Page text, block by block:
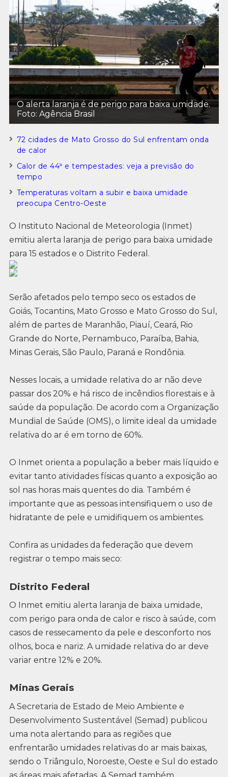
O alerta laranja é de perigo para baixa umidade.
Foto: Agência Brasil
72 cidades de Mato Grosso do Sul enfrentam onda
de calor
Calor de 44ª e tempestades: veja a previsão do
tempo
Temperaturas voltam a subir e baixa umidade
preocupa Centro-Oeste
O Instituto Nacional de Meteorologia (Inmet)
emitiu alerta laranja de perigo para baixa umidade
para 15 estados e o Distrito Federal.
Serão afetados pelo tempo seco os estados de
Goiás, Tocantins, Mato Grosso e Mato Grosso do Sul,
além de partes de Maranhão, Piauí, Ceará, Rio
Grande do Norte, Pernambuco, Paraíba, Bahia,
Minas Gerais, São Paulo, Paraná e Rondônia.
Nesses locais, a umidade relativa do ar não deve
passar dos 20% e há risco de incêndios florestais e à
saúde da população. De acordo com a Organização
Mundial de Saúde (OMS), o limite ideal da umidade
relativa do ar é em torno de 60%.
O Inmet orienta a população a beber mais líquido e
evitar tanto atividades físicas quanto a exposição ao
sol nas horas mais quentes do dia. Também é
importante que as pessoas intensifiquem o uso de
hidratante de pele e umidifiquem os ambientes.
Confira as unidades da federação que devem
registrar o tempo mais seco:
Distrito Federal
O Inmet emitiu alerta laranja de baixa umidade,
com perigo para onda de calor e risco à saúde, com
casos de ressecamento da pele e desconforto nos
olhos, boca e nariz. A umidade relativa do ar deve
variar entre 12% e 20%.
Minas Gerais
A Secretaria de Estado de Meio Ambiente e
Desenvolvimento Sustentável (Semad) publicou
uma nota alertando para as regiões que
enfrentarão umidades relativas do ar mais baixas,
sendo o Triângulo, Noroeste, Oeste e Sul do estado
as áreas mais afetadas. A Semad também